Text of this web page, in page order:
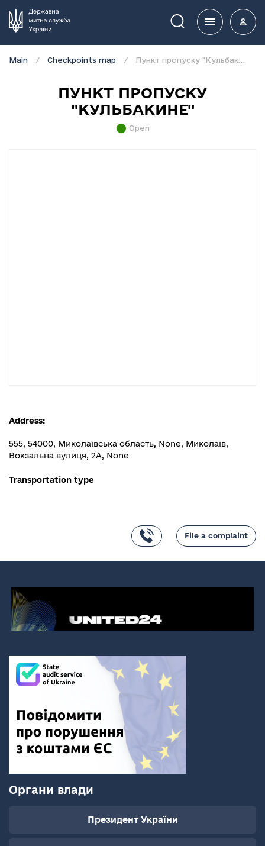
Пошук
Main Checkpoints map
ПУНКТ ПРОПУСКУ
"КУЛЬБАКИНЕ"
Open
Address:
555, 54000, Миколаївська область, None, Миколаїв,
Вокзальна вулиця, 2А, None
Transportation type
File a complaint
Органи влади
Президент України